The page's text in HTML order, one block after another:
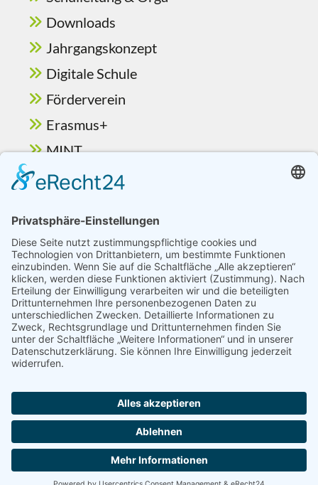
Ausklappen
Downloads
Jahrgangskonzept
Digitale Schule
Förderverein
Erasmus+
MINT
Ganztag & Betreuung
Schulelternbeirat
Vorlesewettbewerb
© Hessenwald Schule
Kontakt
Impressum
Barrierefreiheitserklärung